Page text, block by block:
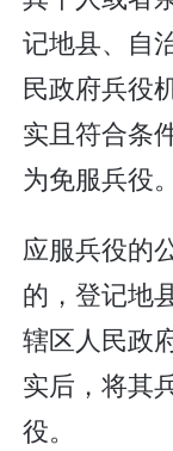
记地县、自
民政府兵役
实且符合条
为免服兵役。
应服兵役的
的，登记地
辖区人民政
实后，将其
役。